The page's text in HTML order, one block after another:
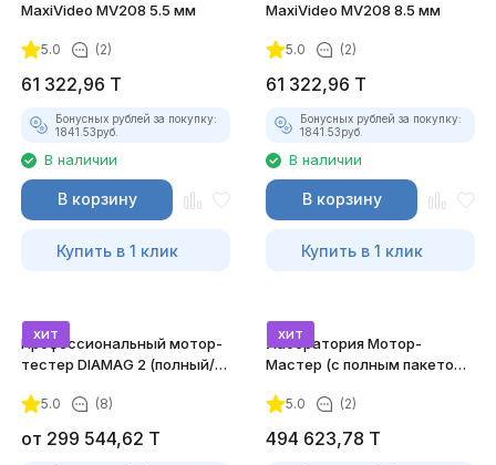
MaxiVideo MV208 5.5 мм
5.0 (2)
61 322,96 T
Бонусных рублей за покупку:
1841.53руб.
В наличии
В корзину
Купить в 1 клик
MaxiVideo MV208 8.5 мм
5.0 (2)
61 322,96 T
Бонусных рублей за покупку:
1841.53руб.
В наличии
В корзину
Купить в 1 клик
хит
Профессиональный мотор-
тестер DIAMAG 2 (полный/
5.0 (8)
от 299 544,62 T
хит
Лаборатория Мотор-
Мастер (с полным пакетом
5.0 (2)
494 623,78 T